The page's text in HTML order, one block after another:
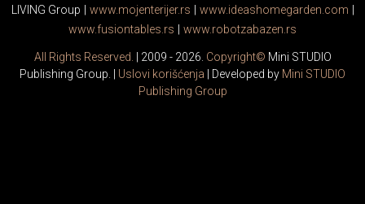
LIVING Group www.mojenterijer.rs www.ideashomegarden.com
www.fusiontables.rs www.robotzabazen.rs
All Rights Reserved. | 2009 - 2026. Copyright© Mini STUDIO
Publishing Group. | Uslovi korišćenja | Developed by Mini STUDIO
Publishing Group